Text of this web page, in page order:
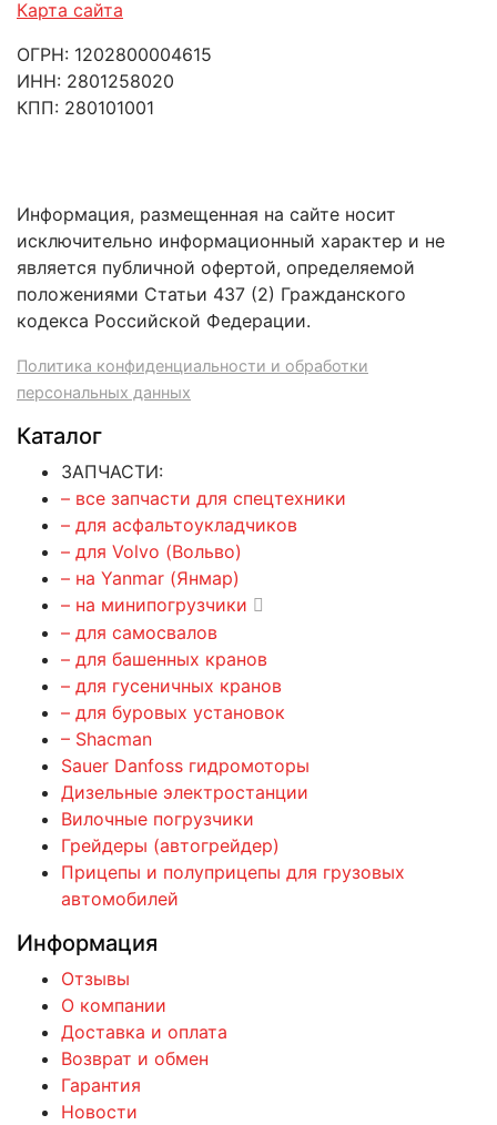
Карта сайта
ОГРН: 1202800004615
ИНН: 2801258020
КПП: 280101001
Информация, размещенная на сайте носит
исключительно информационный характер и не
является публичной офертой, определяемой
положениями Статьи 437 (2) Гражданского
кодекса Российской Федерации.
Политика конфиденциальности и обработки
персональных данных
Каталог
ЗАПЧАСТИ:
– все запчасти для спецтехники
– для асфальтоукладчиков
– для Volvo (Вольво)
– на Yanmar (Янмар)
– на минипогрузчики
– для самосвалов
– для башенных кранов
– для гусеничных кранов
– для буровых установок
– Shacman
Sauer Danfoss гидромоторы
Дизельные электростанции
Вилочные погрузчики
Грейдеры (автогрейдер)
Прицепы и полуприцепы для грузовых
автомобилей
Информация
Отзывы
О компании
Доставка и оплата
Возврат и обмен
Гарантия
Новости